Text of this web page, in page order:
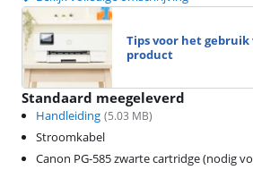
Tips voor het
product
Standaard meegeleverd
Handleiding (5.03 MB)
Stroomkabel
Canon PG-585 zwarte cartridge (nodig